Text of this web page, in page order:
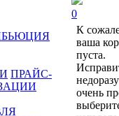
ПРАЙС-
0
К
ваша
пуста.
очень